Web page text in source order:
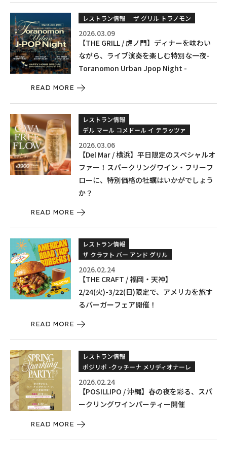
レストラン情報 ザ グリル トラノモン
2026.03.09
【THE GRILL / 虎ノ門】ディナーを味わい
ながら、ライブ演奏を楽しむ特別な一夜-
Toranomon Urban Jpop Night -
READ MORE
レストラン情報
デル マール コメドール イ テラッツァ
2026.03.06
【Del Mar / 横浜】平日限定のスペシャルオ
ファー！スパークリングワイン・フリーフ
ローに、特別価格の牡蠣はいかがでしょう
か？
READ MORE
レストラン情報
ザ クラフト バー アンド グリル
2026.02.24
【THE CRAFT / 福岡・天神】
2/24(火)-3/22(日)限定で、アメリカを旅す
るバーガーフェア開催！
READ MORE
レストラン情報
ポジリポ -クッチーナ メリディオナーレ
2026.02.24
【POSILLIPO / 沖縄】春の夜を彩る、スパ
ークリングワインパーティー開催
READ MORE